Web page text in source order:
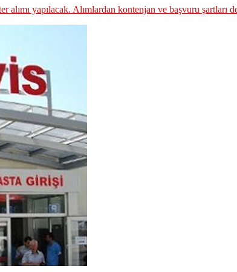
alımı yapılacak. Alımlardan kontenjan ve başvuru şartları